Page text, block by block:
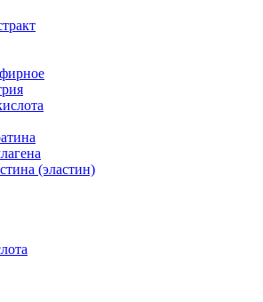
(эластин)